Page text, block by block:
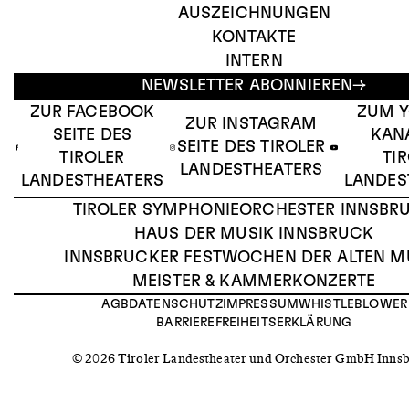
AUSZEICHNUNGEN
KONTAKTE
INTERN
NEWSLETTER ABONNIEREN
ZUR FACEBOOK
SEITE DES
TIROLER
LANDESTHEATERS
ZUR INSTAGRAM
SEITE DES TIROLER
LANDESTHEATERS
ZUM
TIROLER SYMPHONIEORCHESTER
HAUS DER MUSIK INNSBRUCK
INNSBRUCKER FESTWOCHEN DER ALTEN
MEISTER & KAMMERKONZERTE
AGB DATENSCHUTZIMPRESSUMWHISTLEBLOWER
BARRIEREFREIHEITSERKLÄRUNG
© 2026 Tiroler Landestheater und Orchester GmbH